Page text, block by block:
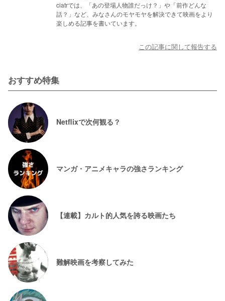
ciatrでは、「あの登場人物誰だっけ？」や「前作どんな
話？」など、みなさんのモヤモヤを解決できて映画をより
楽しめる記事を書いています。
この記事に関して報告する
おすすめ特集
Netflixで次何観る？
マンガ・アニメキャラの強さランキング
【連載】カルト的人気を誇る映画たち
難解映画を考察してみた